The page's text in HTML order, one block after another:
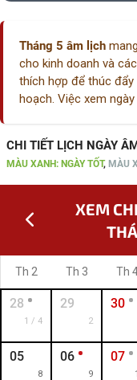
Tháng 5 âm lịch
cho kinh doanh và
thích hợp để thúc
hoạch. Việc xem
CHI TIẾT LỊCH NGÀY
MÀU XANH: NGÀY TỐT, MÀU
XEM
Th 2 Th 3 Th
28
1 / 4
29
2
30
05
8
06
9
07